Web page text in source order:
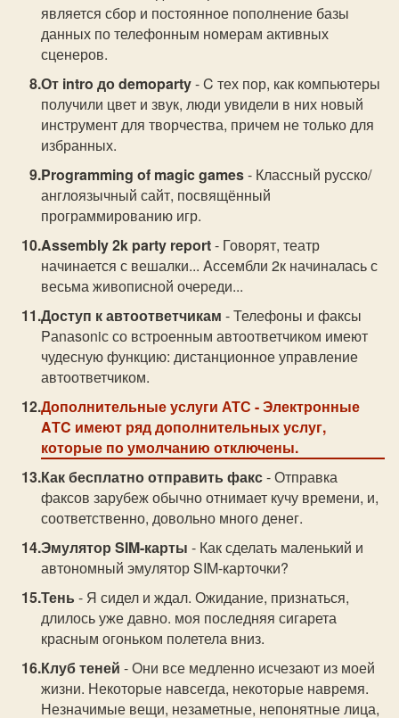
является сбор и постоянное пополнение базы
данных по телефонным номерам активных
сценеров.
От intro до demoparty- C тех пор, как компьютеры
получили цвет и звук, люди увидели в них новый
инструмент для творчества, причем не только для
избранных.
Programming of magic games- Классный русско/
англоязычный сайт, посвящённый
программированию игр.
Assembly 2k party report- Говорят, театр
начинается с вешалки... Aссембли 2к начиналась с
весьма живописной очереди...
Доступ к автоответчикам - Телефоны и факсы
Pаnаsоniс со встроенным автоответчиком имеют
чудесную функцию: дистанционное управление
автоответчиком.
Дополнительные услуги АТС - Электронные
AТC имеют ряд дополнительных услуг,
которые по умолчанию отключены.
Как бесплатно отправить факс- Отправка
факсов зарубеж обычно отнимает кучу времени, и,
соответственно, довольно много денег.
Эмулятор SIM-карты - Как сделать маленький и
автономный эмулятор SIM-карточки?
Тень - Я сидел и ждал. Ожидание, признаться,
длилось уже давно. моя последняя сигарета
красным огоньком полетела вниз.
Клуб теней - Они все медленно исчезают из моей
жизни. Некоторые навсегда, некоторые навремя.
Незначимые вещи, незаметные, непонятные лица,